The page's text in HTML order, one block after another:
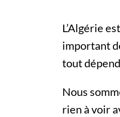
L’Algérie
important
tout
Nous
rien à voir